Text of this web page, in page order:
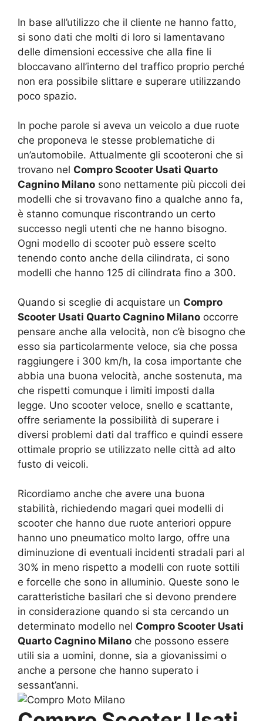
In base all’utilizzo che il cliente ne hanno fatto,
si sono dati che molti di loro si lamentavano
delle dimensioni eccessive che alla fine li
bloccavano all’interno del traffico proprio perché
non era possibile slittare e superare utilizzando
poco spazio.
In poche parole si aveva un veicolo a due ruote
che proponeva le stesse problematiche di
un’automobile. Attualmente gli scooteroni che si
trovano nel Compro Scooter Usati Quarto
Cagnino Milano sono nettamente più piccoli dei
modelli che si trovavano fino a qualche anno fa,
è stanno comunque riscontrando un certo
successo negli utenti che ne hanno bisogno.
Ogni modello di scooter può essere scelto
tenendo conto anche della cilindrata, ci sono
modelli che hanno 125 di cilindrata fino a 300.
Quando si sceglie di acquistare un Compro
Scooter Usati Quarto Cagnino Milano occorre
pensare anche alla velocità, non c’è bisogno che
esso sia particolarmente veloce, sia che possa
raggiungere i 300 km/h, la cosa importante che
abbia una buona velocità, anche sostenuta, ma
che rispetti comunque i limiti imposti dalla
legge. Uno scooter veloce, snello e scattante,
offre seriamente la possibilità di superare i
diversi problemi dati dal traffico e quindi essere
ottimale proprio se utilizzato nelle città ad alto
fusto di veicoli.
Ricordiamo anche che avere una buona
stabilità, richiedendo magari quei modelli di
scooter che hanno due ruote anteriori oppure
hanno uno pneumatico molto largo, offre una
diminuzione di eventuali incidenti stradali pari al
30% in meno rispetto a modelli con ruote sottili
e forcelle che sono in alluminio. Queste sono le
caratteristiche basilari che si devono prendere
in considerazione quando si sta cercando un
determinato modello nel Compro Scooter Usati
Quarto Cagnino Milano che possono essere
utili sia a uomini, donne, sia a giovanissimi o
anche a persone che hanno superato i
sessant’anni.